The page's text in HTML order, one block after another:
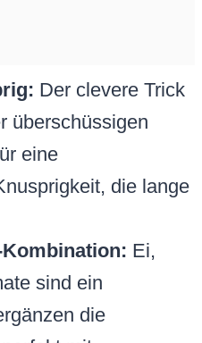
Der clevere Trick
überschüssigen
eine
die lange
Ei,
sind ein
die